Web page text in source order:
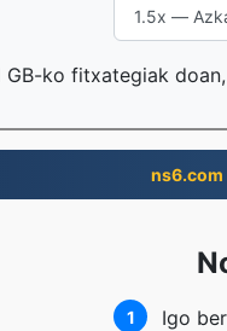
GB-ko fitxategiak
ns6.com
1 Igo